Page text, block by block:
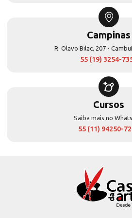
Campinas
R. Olavo Bilac, 207 -
55 (19) 3254-
Cursos
Saiba mais no
55 (11) 94250-